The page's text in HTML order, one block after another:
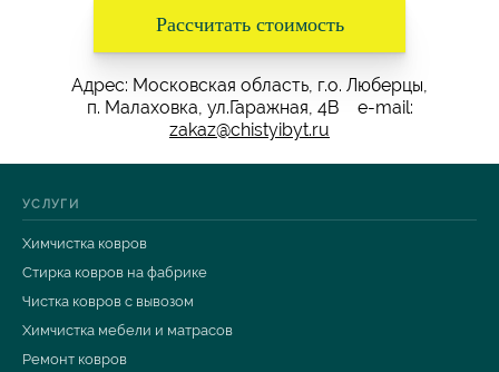
Рассчитать стоимость
Адрес: Московская область, г.о. Люберцы,
п. Малаховка, ул.Гаражная, 4В e-mail:
zakaz@chistyibyt.ru
УСЛУГИ
Химчистка ковров
Стирка ковров на фабрике
Чистка ковров с вывозом
Химчистка мебели и матрасов
Ремонт ковров